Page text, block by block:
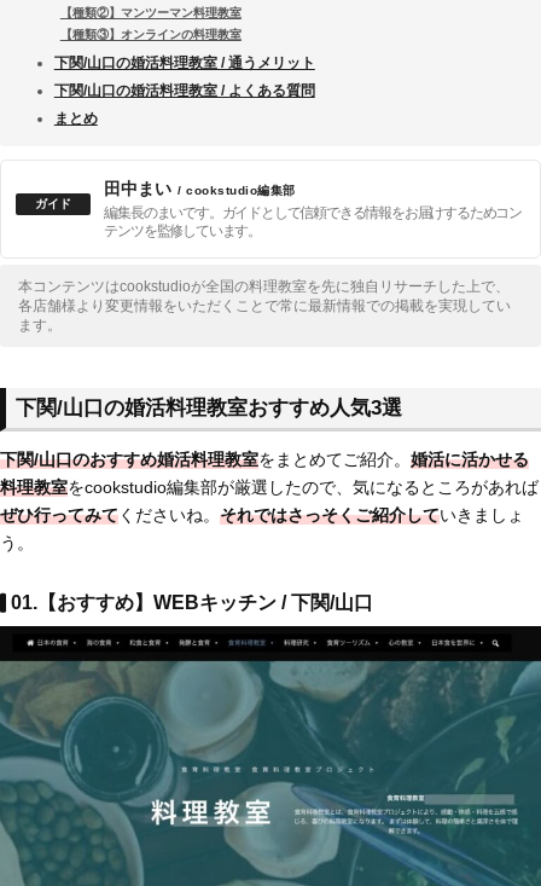
【種類②】マンツーマン料理教室
【種類③】オンラインの料理教室
下関/山口の婚活料理教室 / 通うメリット
下関/山口の婚活料理教室 / よくある質問
まとめ
田中まい / cookstudio編集部
編集長のまいです。ガイドとして信頼できる情報をお届けするためコン
テンツを監修しています。
本コンテンツはcookstudioが全国の料理教室を先に独自リサーチした上で、
各店舗様より変更情報をいただくことで常に最新情報での掲載を実現してい
ます。
下関/山口の婚活料理教室おすすめ人気3選
下関/山口のおすすめ婚活料理教室をまとめてご紹介。 婚活に活かせる
料理教室をcookstudio編集部が厳選したので、気になるところがあれば
ぜひ行ってみてくださいね。 それではさっそくご紹介していきましょ
う。
01.【おすすめ】WEBキッチン / 下関/山口